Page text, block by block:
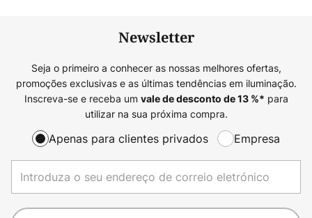
Newsletter
Seja o primeiro a conhecer as nossas melhores ofertas,
promoções exclusivas e as últimas tendências em iluminação.
Inscreva-se e receba um vale de desconto de13%* para
utilizar na sua próxima compra.
Apenas para clientes privados Empresa